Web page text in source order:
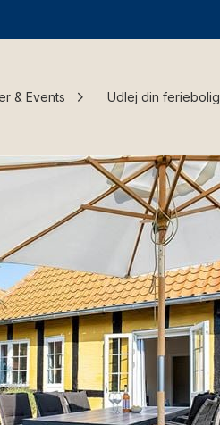
& Events Udlej din feriebolig